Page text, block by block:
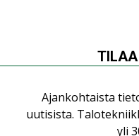
KOLUMNI
TILAA
Ajankohtaista
uutisista.
yli